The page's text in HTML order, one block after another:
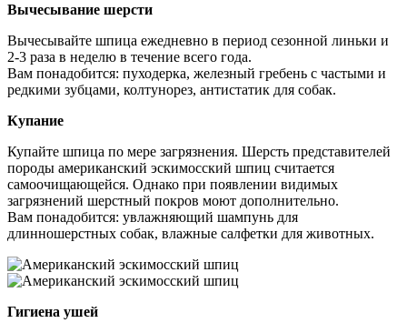
Вычесывание шерсти
Вычесывайте шпица ежедневно в период сезонной линьки и
2-3 раза в неделю в течение всего года.
Вам понадобится: пуходерка, железный гребень с частыми и
редкими зубцами, колтунорез, антистатик для собак.
Купание
Купайте шпица по мере загрязнения. Шерсть представителей
породы американский эскимосский шпиц считается
самоочищающейся. Однако при появлении видимых
загрязнений шерстный покров моют дополнительно.
Вам понадобится: увлажняющий шампунь для
длинношерстных собак, влажные салфетки для животных.
Гигиена ушей